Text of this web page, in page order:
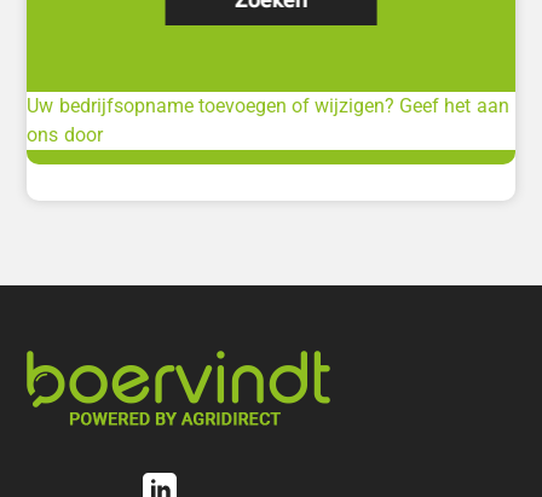
Uw bedrijfsopname toevoegen of wijzigen? Geef het aan
ons door